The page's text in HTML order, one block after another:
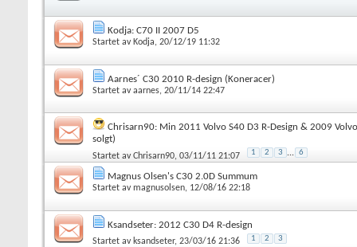
Kodja: C70 II 2007 D5
Startet av Kodja, 20/12/19 11:32
Aarnes´ C30 2010 R-design (Koneracer)
Startet avaarnes, 20/11/14 22:47
Chrisarn90: Min 2011 Volvo S40 D3 R-Design & 2009
solgt)
Startet avChrisarn90, 03/11/11 21:07 1 2 3 ... 6
Magnus Olsen's C30 2.0D Summum
Startet avmagnusolsen, 12/08/16 22:18
Ksandseter: 2012 C30 D4 R-design
Startet av ksandseter, 23/03/16 21:36 1 2 3